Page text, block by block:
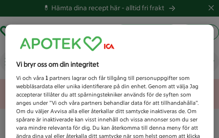
💊 Hämta dina recept här -alltid fri frakt
Vad letar du efter idag?
Unknown error
Vi bryr oss om din integritet
Vi och våra1 partners lagrar och får tillgång till personuppgifter som
webbläsardata eller unika identifierare på din enhet. Genom att välja Jag
accepterar tillåter du att spårningstekniker används för de syften som
anges under ”Vi och våra partners behandlar data för att tillhandahålla”.
Om du väljer Avvisa alla eller återkallar ditt samtycke inaktiveras de. Om
spårare är inaktiverade kan visst innehåll och vissa annonser som du ser
vara mindre relevanta för dig. Du kan återkomma till denna meny för att
ändra dina val eller återkalla ditt samtycke när som helst genom att klicka